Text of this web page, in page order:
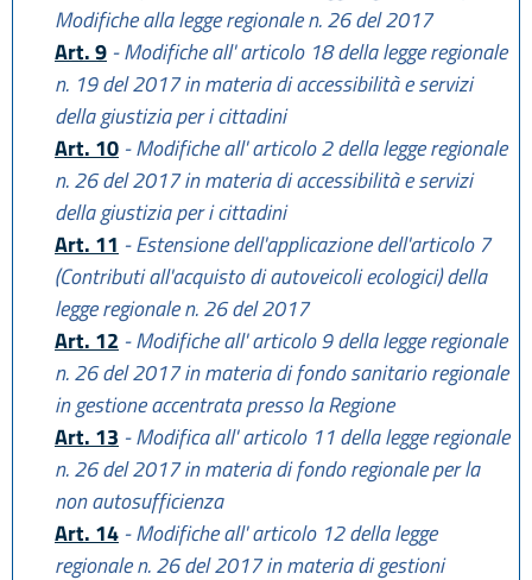
Modifiche alla legge regionale n. 26 del 2017
Art. 9 - Modifiche all' articolo 18 della legge regionale
n. 19 del 2017 in materia di accessibilità e servizi
della giustizia per i cittadini
Art. 10 - Modifiche all' articolo 2 della legge regionale
n. 26 del 2017 in materia di accessibilità e servizi
della giustizia per i cittadini
Art. 11 - Estensione dell'applicazione dell'articolo 7
(Contributi all'acquisto di autoveicoli ecologici) della
legge regionale n. 26 del 2017
Art. 12 - Modifiche all' articolo 9 della legge regionale
n. 26 del 2017 in materia di fondo sanitario regionale
in gestione accentrata presso la Regione
Art. 13 - Modifica all' articolo 11 della legge regionale
n. 26 del 2017 in materia di fondo regionale per la
non autosufficienza
Art. 14 - Modifiche all' articolo 12 della legge
regionale n. 26 del 2017 in materia di gestioni